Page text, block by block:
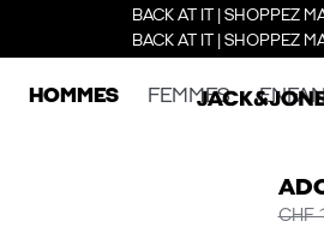
BACK AT IT | SHOPPEZ
BACK AT IT | SHOPPEZ
HOMMES FEMMES
CHF